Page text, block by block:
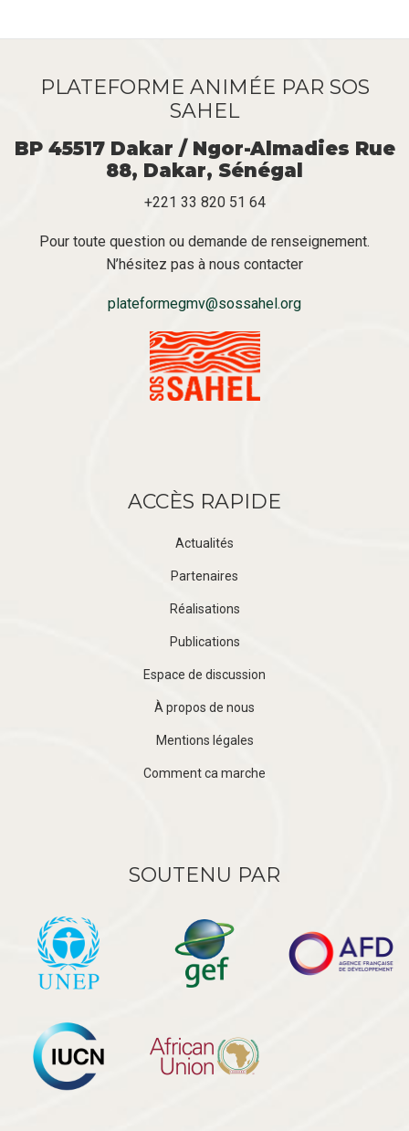
PLATEFORME ANIMÉE PAR SOS
SAHEL
BP 45517 Dakar / Ngor-Almadies Rue
88, Dakar, Sénégal
+221 33 820 51 64
Pour toute question ou demande de renseignement.
N’hésitez pas à nous contacter
plateformegmv@sossahel.org
ACCÈS RAPIDE
Actualités
Partenaires
Réalisations
Publications
Espace de discussion
À propos de nous
Mentions légales
Comment ca marche
SOUTENU PAR